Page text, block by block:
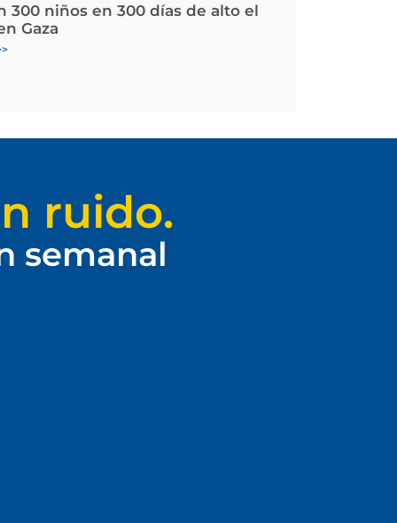
300 niños en 300 días de alto el
Gaza
ruido.
semanal